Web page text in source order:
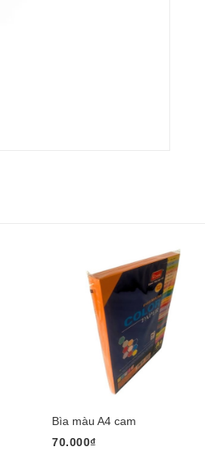
Bìa màu A4 cam
70.000₫